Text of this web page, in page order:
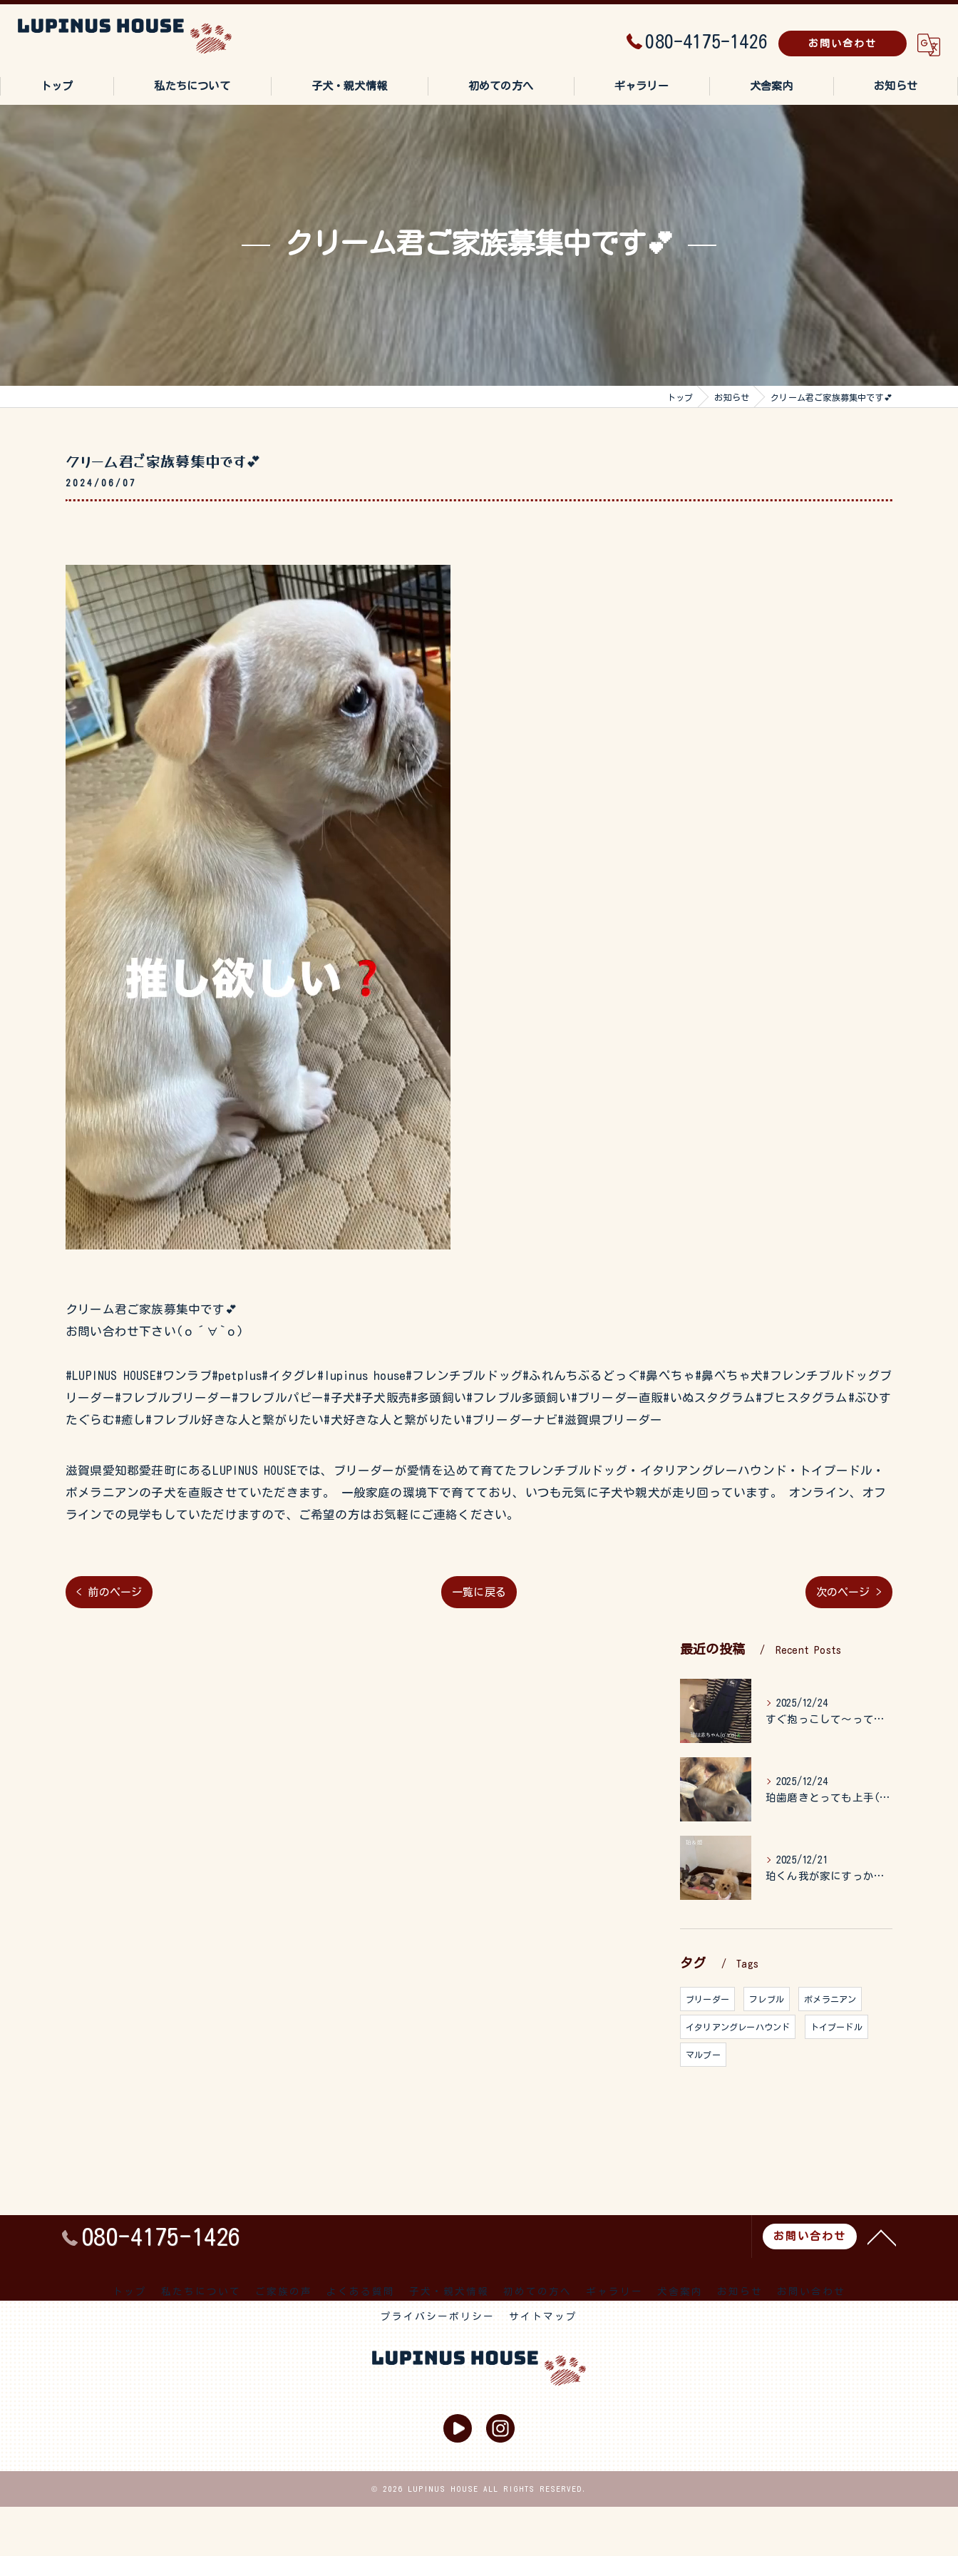
080-4175-1426 お問い合わせ
トップ 私たちについて 子犬・親犬情報 初めての方へ ギャラリー 犬舎案内 お知らせ
クリーム君ご家族募集中です💕
トップ お知らせ クリーム君ご家族募集中です💕
クリーム君ご家族募集中です💕
2024/06/07
クリーム君ご家族募集中です💕
お問い合わせ下さい(о´∀`о)
#LUPINUS HOUSE#ワンラブ#petplus#イタグレ#lupinus house#フレンチブルドッグ#ふれんちぶるどっぐ#鼻ぺちゃ#鼻ぺちゃ犬#フレンチブルドッグブ
リーダー#フレブルブリーダー#フレブルパピー#子犬#子犬販売#多頭飼い#フレブル多頭飼い#ブリーダー直販#いぬスタグラム#ブヒスタグラム#ぶひす
たぐらむ#癒し#フレブル好きな人と繋がりたい#犬好きな人と繋がりたい#ブリーダーナビ#滋賀県ブリーダー
滋賀県愛知郡愛荘町にあるLUPINUS HOUSEでは、ブリーダーが愛情を込めて育てたフレンチブルドッグ・イタリアングレーハウンド・トイプードル・
ポメラニアンの子犬を直販させていただきます。 一般家庭の環境下で育てており、いつも元気に子犬や親犬が走り回っています。 オンライン、オフ
ラインでの見学もしていただけますので、ご希望の方はお気軽にご連絡ください。
< 前のページ 一覧に戻る 次のページ >
最近の投稿 Recent Posts
2025/12/24
すぐ抱っこして〜って言うので、抱っこ紐に入れてゆらゆら☺️
2025/12/24
珀歯磨きとっても上手(о´∀`о)
2025/12/21
珀くん我が家にすっかりなれて、キッズのお世話もしてくれて、今...
タグ Tags
ブリーダー フレブル ポメラニアン
イタリアングレーハウンド トイプードル
マルプー
080-4175-1426 お問い合わせ
トップ 私たちについて ご家族の声 よくある質問 子犬・親犬情報 初めての方へ ギャラリー 犬舎案内 お知らせ お問い合わせ
プライバシーポリシー サイトマップ
© 2026 LUPINUS HOUSE ALL RIGHTS RESERVED.